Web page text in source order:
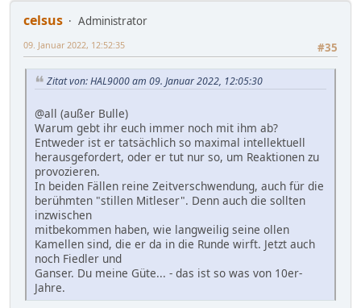
celsus
Administrator
#35
09. Januar 2022, 12:52:35
Zitat von: HAL9000 am 09. Januar 2022, 12:05:30
@all (außer Bulle)
Warum gebt ihr euch immer noch mit ihm ab?
Entweder ist er tatsächlich so maximal intellektuell
herausgefordert, oder er tut nur so, um Reaktionen zu
provozieren.
In beiden Fällen reine Zeitverschwendung, auch für die
berühmten "stillen Mitleser". Denn auch die sollten
inzwischen
mitbekommen haben, wie langweilig seine ollen
Kamellen sind, die er da in die Runde wirft. Jetzt auch
noch Fiedler und
Ganser. Du meine Güte... - das ist so was von 10er-
Jahre.